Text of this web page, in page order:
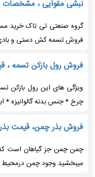
نبشی مقوایی ، مشخصات
گروه صنعتی تی تاک خرید
فروش تسمه کش دستی و
فروش رول بازکن تسمه ، قیمت رول
ویژگی های این رول بازکن
چرخ * جنس بدنه گالوانیزه *
فروش بذر چمن، قیمت
چمن چمن جز گیاهان است
میبخشید وجود چمن درمحیط